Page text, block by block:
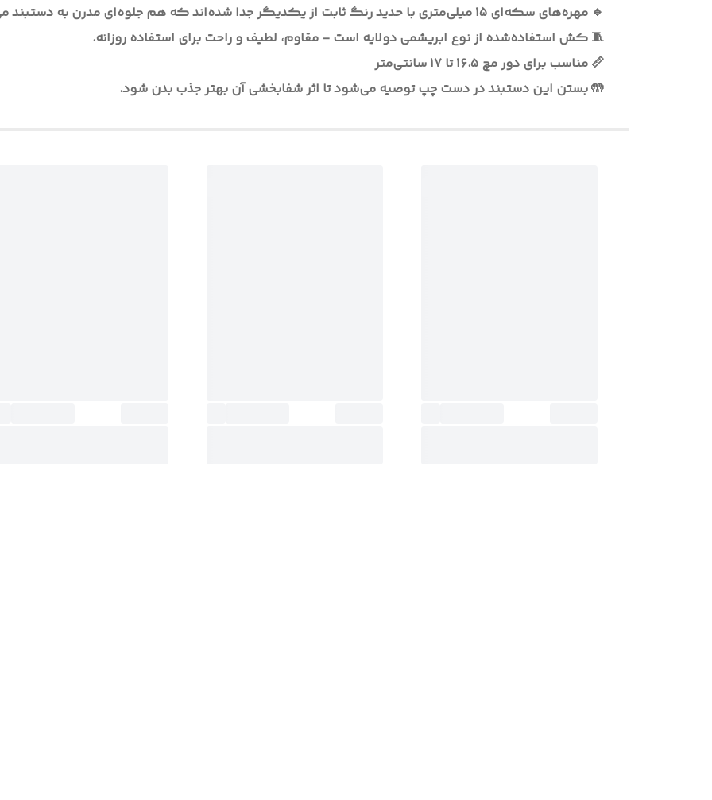
🔹 مهره‌های سکه‌ای ۱۵ میلی‌متری با حدید رنگ ثابت از یکدیگر جدا شده‌اند که هم جلوه‌ای مدرن به دستبند می‌دهد و هم تأثیر انرژی آن را عمیق‌تر می‌کند.
🧵 کش استفاده‌شده از نوع ابریشمی دولایه است – مقاوم، لطیف و راحت برای استفاده روزانه.
📏 مناسب برای دور مچ ۱۶.۵ تا ۱۷ سانتی‌متر
🤲 بستن این دستبند در دست چپ توصیه می‌شود تا اثر شفابخشی آن بهتر جذب بدن شود.